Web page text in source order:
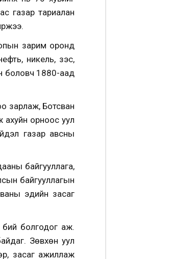
газар тариалан
зарим оронд
никель, зэс,
боловч 1880-аад
зарлаж, Ботсван
ахуйн орноос уул
газар авсны
байгууллага,
байгууллагын
эдийн засаг
болгодогаж.
Зөвхөн уул
засаг ажиллаж